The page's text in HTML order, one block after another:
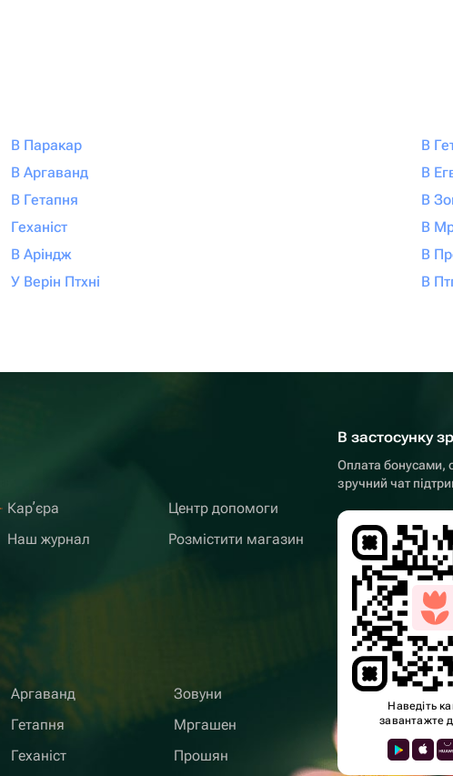
В Паракар
В Аргаванд
В Гетапня
Геханіст
В Аріндж
У Верін Птхні
В
В
В
В
В
В
Карʼєра
Наш журнал
Центр допомоги
Розмістити магазин
Аргаванд
Гетапня
Геханіст
Зовуни
Мргашен
Прошян
В застосунку
Оплата бонусами,
зручний чат
Наведіть
завантажте